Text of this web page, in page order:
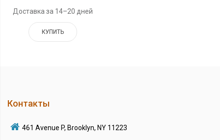
Доставка за 14–20 дней
КУПИТЬ
Контакты
461 Avenue P, Brooklyn, NY 11223